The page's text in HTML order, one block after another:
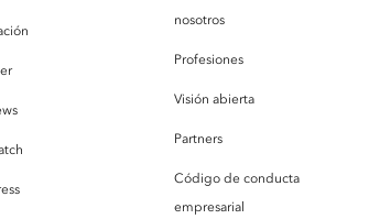
nosotros
Profesiones
Visión abierta
Partners
Código de conducta
empresarial